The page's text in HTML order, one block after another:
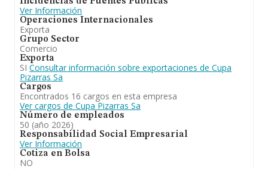
Ver Información
Operaciones Internacionales
Exporta
Grupo Sector
Comercio
Exporta
SI Consultar información sobre exportaciones de Cupa
Pizarras Sa
Cargos
Encontrados 16 cargos en esta empresa
Ver cargos de Cupa Pizarras Sa
Número de empleados
50 (año 2026)
Responsabilidad Social Empresarial
Ver Información
Cotiza en Bolsa
NO